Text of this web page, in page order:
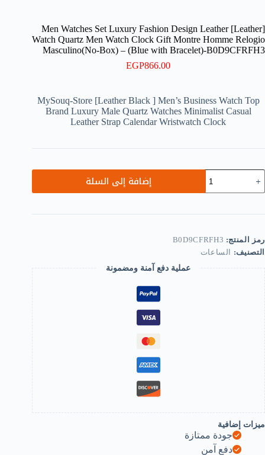
[Leather] Men Watches Set Luxury Fashion Design Leather
Watch Quartz Men Watch Clock Gift Montre Homme Relogio
Masculino(No-Box) – (Blue with Bracelet)-B0D9CFRFH3
EGP866.00
MySouq-Store [Leather Black ] Men’s Business Watch Top
Brand Luxury Male Quartz Watches Minimalist Casual
Leather Strap Calendar Wristwatch Clock
Men
Set
Fashion
Design
Leather
Quartz
Men
Watch
Clock
Gift
Montre
Homme
Relogio
Masculino(No-
Box)
-
(Blue
with
Bracelet)-
B0D9CFRFH3
إضافة إلى السلة
رمز المنتج: B0D9CFRFH3
التصنيف:
الساعات
عملية دفع آمنة ومضمونة
ميزات إضافية
جودة ممتازة
دفع آمن